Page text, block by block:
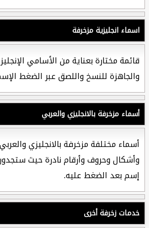
اسماء انجليزية مزخرفة
قائمة مختارة بعناية من الأسامي
والجاهزة للنسخ واللصق عبر الضغط
أسماء مزخرفة بالانجليزي والعربي
أسماء مختلفة مزخرفة بالانجليزي
وأشكال وحروف وأرقام نادرة حيث
إسم بعد الضغط عليه.
خدمات زخرفة أخرى